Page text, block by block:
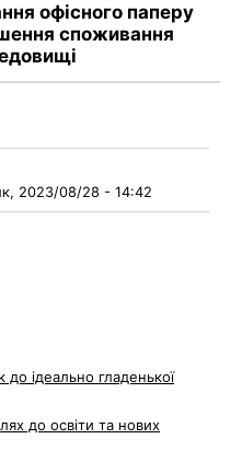
офісного паперу
споживання
2023/08/28 - 14:42
до ідеально гладенької
до освіти та нових